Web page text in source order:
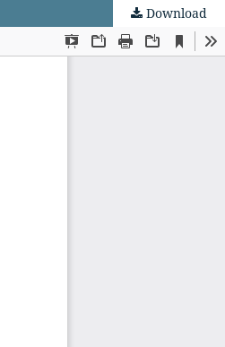
Download